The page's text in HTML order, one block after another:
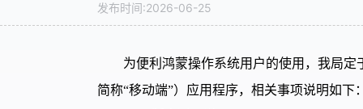
发布时间:2026-06-25
为便利鸿蒙操作系统用户的使用，我局定
简称“移动端”）应用程序，相关事项说明如下